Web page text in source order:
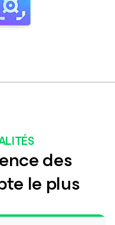
des
le plus